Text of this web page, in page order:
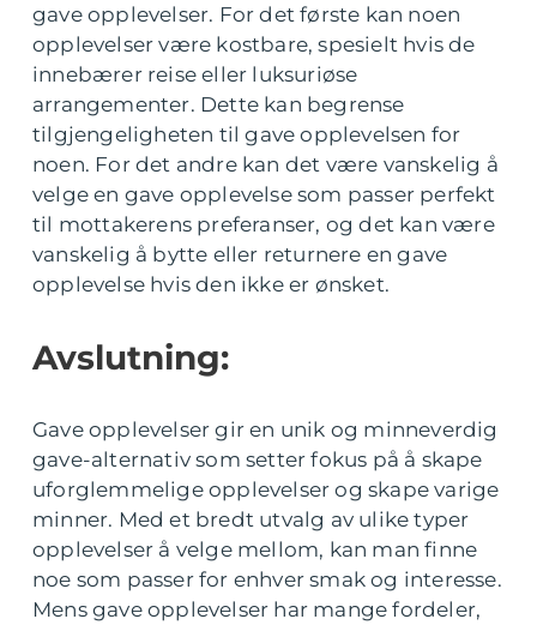
gave opplevelser. For det første kan noen
opplevelser være kostbare, spesielt hvis de
innebærer reise eller luksuriøse
arrangementer. Dette kan begrense
tilgjengeligheten til gave opplevelsen for
noen. For det andre kan det være vanskelig å
velge en gave opplevelse som passer perfekt
til mottakerens preferanser, og det kan være
vanskelig å bytte eller returnere en gave
opplevelse hvis den ikke er ønsket.
Avslutning:
Gave opplevelser gir en unik og minneverdig
gave-alternativ som setter fokus på å skape
uforglemmelige opplevelser og skape varige
minner. Med et bredt utvalg av ulike typer
opplevelser å velge mellom, kan man finne
noe som passer for enhver smak og interesse.
Mens gave opplevelser har mange fordeler,